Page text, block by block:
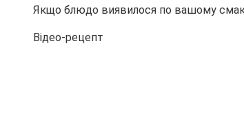
Якщо блюдо виявилося по вашому
Відео-рецепт